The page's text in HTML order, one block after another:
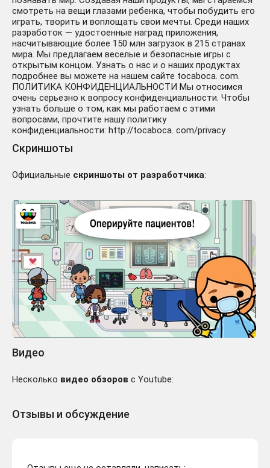
смотреть на вещи глазами ребенка, чтобы побудить его
играть, творить и воплощать свои мечты. Среди наших
разработок — удостоенные наград приложения,
насчитывающие более 150 млн загрузок в 215 странах
мира. Мы предлагаем веселые и безопасные игры с
открытым концом. Узнать о нас и о наших продуктах
подробнее вы можете на нашем сайте tocaboca. com.
ПОЛИТИКА КОНФИДЕНЦИАЛЬНОСТИ Мы относимся
очень серьезно к вопросу конфиденциальности. Чтобы
узнать больше о том, как мы работаем с этими
вопросами, прочтите нашу политику
конфиденциальности: http://tocaboca. com/privacy
Скриншоты
Официальные скриншоты от разработчика:
Видео
Несколько видео обзоров с Youtube:
Отзывы и обсуждение